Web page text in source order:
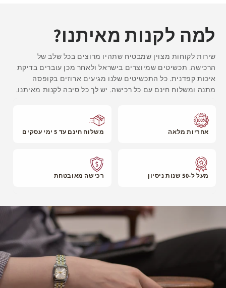
אחריות מלאה משלוח חינם עד 5 ימי עסקים
מעל ל-50 שנות ניסיון רכישה מאובטחת
למה לקנות מאיתנו?
שירות לקוחות מצוין שמבטיח שתהיו מרוצים בכל שלב של
הרכישה. תכשיטים שמיוצרים בישראל ולאחר מכן עוברים בדיקת
איכות קפדנית. כל התכשיטים שלנו מגיעים ארוזים בקופסה
מתנה ומשלוח חינם עם כל רכישה. יש לך כל סיבה לקנות מאיתנו.